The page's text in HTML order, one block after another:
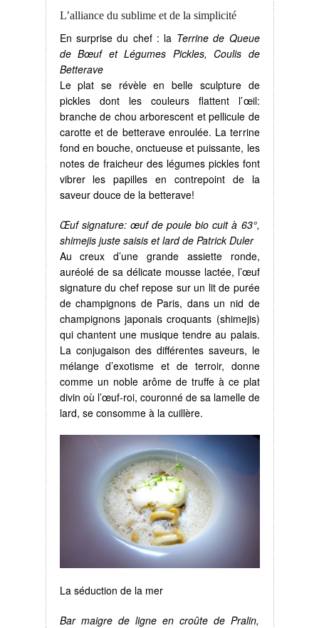
L’alliance du sublime et de la simplicité
En surprise du chef : la Terrine de Queue
de Bœuf et Légumes Pickles, Coulis de
Betterave
Le plat se révèle en belle sculpture de
pickles dont les couleurs flattent l’œil:
branche de chou arborescent et pellicule de
carotte et de betterave enroulée. La terrine
fond en bouche, onctueuse et puissante, les
notes de fraicheur des légumes pickles font
vibrer les papilles en contrepoint de la
saveur douce de la betterave!
Œuf signature: œuf de poule bio cuit à 63°,
shimejis juste saisis et lard de Patrick Duler
Au creux d’une grande assiette ronde,
auréolé de sa délicate mousse lactée, l’œuf
signature du chef repose sur un lit de purée
de champignons de Paris, dans un nid de
champignons japonais croquants (shimejis)
qui chantent une musique tendre au palais.
La conjugaison des différentes saveurs, le
mélange d’exotisme et de terroir, donne
comme un noble arôme de truffe à ce plat
divin où l’œuf-roi, couronné de sa lamelle de
lard, se consomme à la cuillère.
La séduction de la mer
Bar maigre de ligne en croûte de Pralin,